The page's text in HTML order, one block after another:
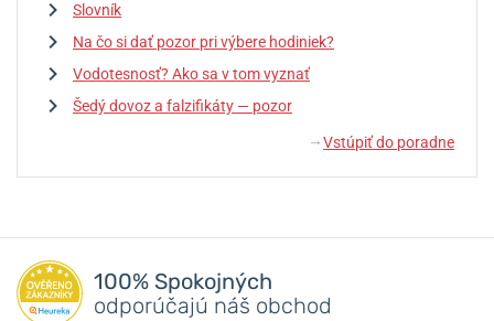
Slovník
Na čo si dať pozor pri výbere hodiniek?
Vodotesnosť? Ako sa v tom vyznať
Šedý dovoz a falzifikáty — pozor
↓ Vstúpiť do poradne
100% Spokojných
odporúčajú náš obchod